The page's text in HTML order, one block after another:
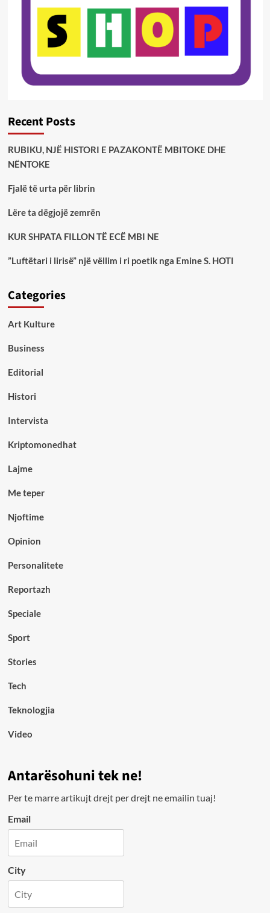
Recent Posts
RUBIKU, NJË HISTORI E PAZAKONTË MBITOKE DHE
NËNTOKE
Fjalë të urta për librin
Lëre ta dëgjojë zemrën
KUR SHPATA FILLON TË ECË MBI NE
”Luftëtari i lirisë” një vëllim i ri poetik nga Emine S. HOTI
Categories
Art Kulture
Business
Editorial
Histori
Intervista
Kriptomonedhat
Lajme
Me teper
Njoftime
Opinion
Personalitete
Reportazh
Speciale
Sport
Stories
Tech
Teknologjia
Video
Antarësohuni tek ne!
Per te marre artikujt drejt per drejt ne emailin tuaj!
Email
City